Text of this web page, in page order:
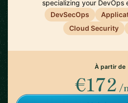
specializing your DevOps
DevSecOps
Cloud Security
À partir de
€172 /